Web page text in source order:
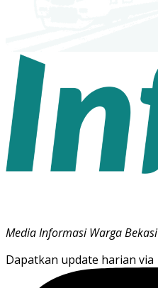
Media Informasi Warga Bekasi
Dapatkan update harian via